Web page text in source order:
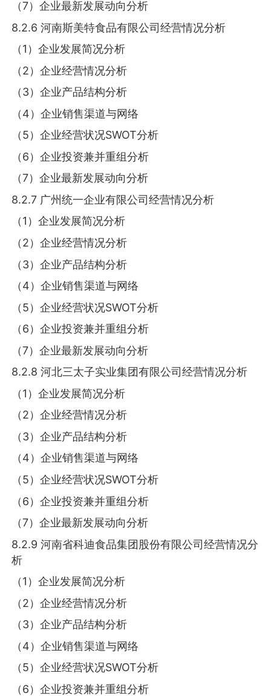
（7）企业最新发展动向分析
8.2.6 河南斯美特食品有限公司经营情况分析
（1）企业发展简况分析
（2）企业经营情况分析
（3）企业产品结构分析
（4）企业销售渠道与网络
（5）企业经营状况SWOT分析
（6）企业投资兼并重组分析
（7）企业最新发展动向分析
8.2.7 广州统一企业有限公司经营情况分析
（1）企业发展简况分析
（2）企业经营情况分析
（3）企业产品结构分析
（4）企业销售渠道与网络
（5）企业经营状况SWOT分析
（6）企业投资兼并重组分析
（7）企业最新发展动向分析
8.2.8 河北三太子实业集团有限公司经营情况分析
（1）企业发展简况分析
（2）企业经营情况分析
（3）企业产品结构分析
（4）企业销售渠道与网络
（5）企业经营状况SWOT分析
（6）企业投资兼并重组分析
（7）企业最新发展动向分析
8.2.9 河南省科迪食品集团股份有限公司经营情况分
析
（1）企业发展简况分析
（2）企业经营情况分析
（3）企业产品结构分析
（4）企业销售渠道与网络
（5）企业经营状况SWOT分析
（6）企业投资兼并重组分析